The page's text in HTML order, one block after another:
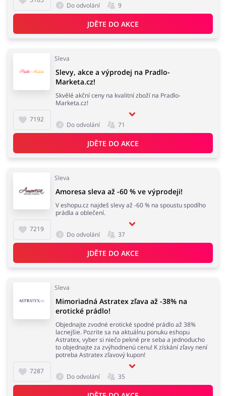
Do odvolání 9
JDĚTE DO AKCE
Sleva
7192
Slevy, akce a výprodej na Pradlo-
Marketa.cz!
Skvělé akční ceny na kvalitní zboží na Pradlo-
Marketa.cz!
Do odvolání 71
JDĚTE DO AKCE
Sleva
7219
Amoresa sleva až -60 % ve výprodeji!
V eshopu.cz najdeš slevy až -60 % na spoustu spodího
prádla a oblečení.
Do odvolání 37
JDĚTE DO AKCE
Sleva
7287
Mimoriadná Astratex zľava až -38% na
erotické prádlo!
Objednajte zvodné erotické spodné prádlo až 38%
lacnejšie. Pozrite sa na aktuálnu ponuku eshopu
Astratex, vyber si niečo pekné pre seba a jednoducho
to objednajte za zvýhodnenú cenu! K získání zľavy není
potreba Astratex zľavový kupon!
Do odvolání 35